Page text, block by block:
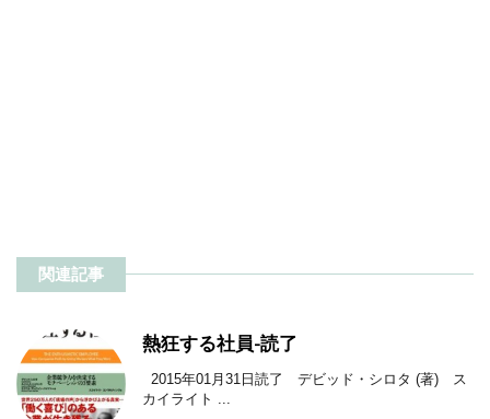
関連記事
熱狂する社員-読了
2015年01月31日読了 デビッド・シロタ (著) ス
カイライト ...